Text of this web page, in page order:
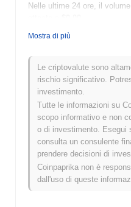
Nelle ultime 24 ore, il
Qual è lo storico della
Massimo Storico (ATH):
Minimo Storico (ATL): $0.00
Asap Sniper Bot è
suo ATH .
Come si sta
rispetto al mercato
Negli ultimi 7 giorni, Asap
sottoperformando il mercato
Mostra di più
Le criptovalute sono
rischio significativo.
investimento.
Tutte le informazioni su
scopo informativo e non
o di investimento. Esegui
consulta un consulente
prendere decisioni di
Coinpaprika non è
dall'uso di queste